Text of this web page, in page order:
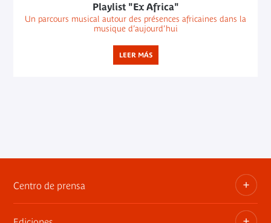
Playlist "Ex Africa"
Un parcours musical autour des présences africaines dans la
musique d’aujourd’hui
LEER MÁS
Centro de prensa